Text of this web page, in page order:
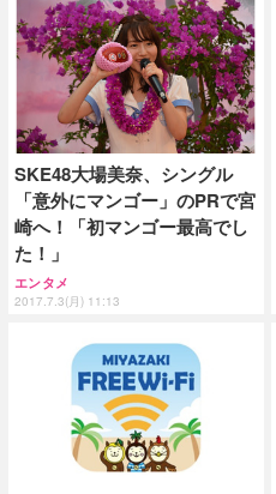
SKE48大場美奈、シングル
「意外にマンゴー」のPRで宮
崎へ！「初マンゴー最高でし
た！」
エンタメ
2017.7.3(月) 11:13